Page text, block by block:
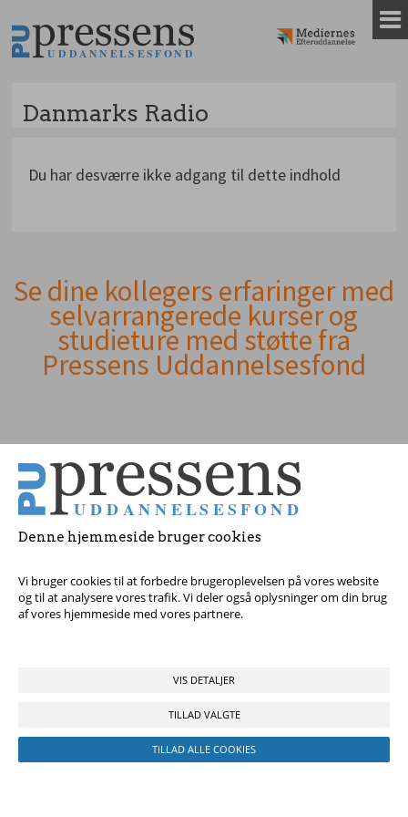
Denne hjemmeside bruger cookies
Vi bruger cookies til at forbedre brugeroplevelsen på vores website
og til at analysere vores trafik. Vi deler også oplysninger om din brug
af vores hjemmeside med vores partnere.
VIS DETALJER
TILLAD VALGTE
TILLAD ALLE COOKIES
til
indhold
Danmarks Radio
Du har desværre ikke adgang til dette indhold
Andet
indhold
Se dine kollegers erfaringer med
selvarrangerede kurser og
studieture med støtte fra
Pressens Uddannelsesfond
Tag fat i os med dine spørgsmål!
© 2017 Pressens Uddannelsesfond, Rådhuspladsen 16, 4. sal, 1550